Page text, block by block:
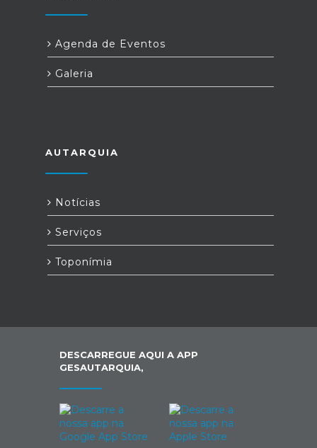
Agenda de Eventos
Galeria
AUTARQUIA
Notícias
Serviços
Toponímia
DESCARREGUE AQUI A APP
GESAUTARQUIA,